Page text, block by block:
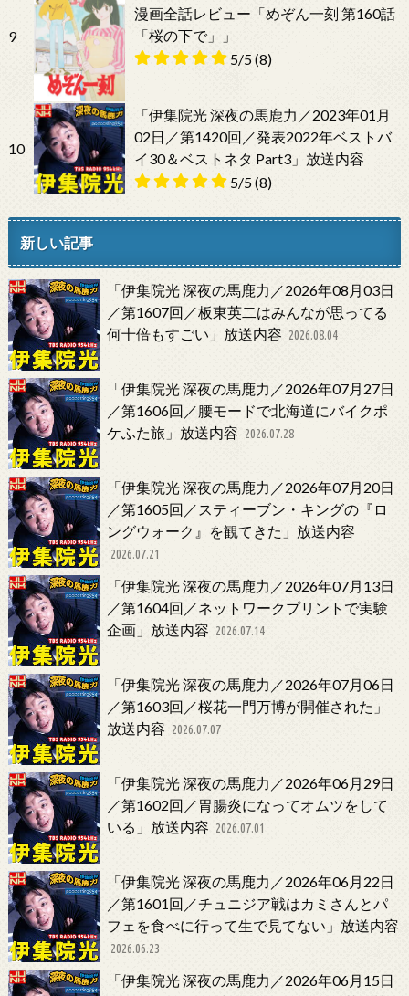
9
漫画全話レビュー「めぞん一刻 第160話
「桜の下で」」
5/5(8)
10
「伊集院光 深夜の馬鹿力／2023年01月
02日／第1420回／発表2022年ベストバ
イ30＆ベストネタ Part3」放送内容
5/5(8)
新しい記事
「伊集院光 深夜の馬鹿力／2026年08月03日
／第1607回／板東英二はみんなが思ってる
何十倍もすごい」放送内容 2026.08.04
「伊集院光 深夜の馬鹿力／2026年07月27日
／第1606回／腰モードで北海道にバイクポ
ケふた旅」放送内容 2026.07.28
「伊集院光 深夜の馬鹿力／2026年07月20日
／第1605回／スティーブン・キングの『ロ
ングウォーク』を観てきた」放送内容
2026.07.21
「伊集院光 深夜の馬鹿力／2026年07月13日
／第1604回／ネットワークプリントで実験
企画」放送内容 2026.07.14
「伊集院光 深夜の馬鹿力／2026年07月06日
／第1603回／桜花一門万博が開催された」
放送内容 2026.07.07
「伊集院光 深夜の馬鹿力／2026年06月29日
／第1602回／胃腸炎になってオムツをして
いる」放送内容 2026.07.01
「伊集院光 深夜の馬鹿力／2026年06月22日
／第1601回／チュニジア戦はカミさんとパ
フェを食べに行って生で見てない」放送内容
2026.06.23
「伊集院光 深夜の馬鹿力／2026年06月15日